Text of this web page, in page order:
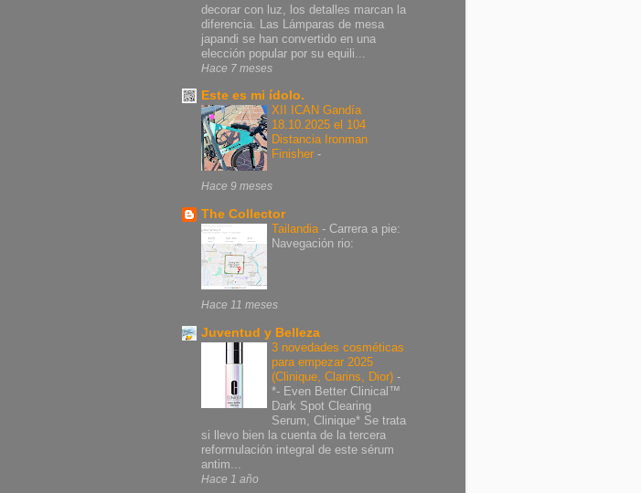
decorar con luz, los detalles marcan la
diferencia. Las Lámparas de mesa
japandi se han convertido en una
elección popular por su equili...
Hace 7 meses
Este es mi ídolo.
XII ICAN Gandía
18.10.2025 el 104
Distancia Ironman
Finisher -
Hace 9 meses
The Collector
Tailandia - Carrera a pie:
Navegación rio:
Hace 11 meses
Juventud y Belleza
3 novedades cosméticas
para empezar 2025
(Clinique, Clarins, Dior) -
*- Even Better Clinical™
Dark Spot Clearing
Serum, Clinique* Se trata
si llevo bien la cuenta de la tercera
reformulación integral de este sérum
antim...
Hace 1 año